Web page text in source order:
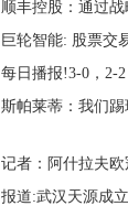
赛后1句话让人破
顺丰控股：通过
耕下沉市场，不断
巨轮智能: 股票交
每日播报!3-0，2-
胜河南，积分榜更
斯帕莱蒂：我们
记者：阿什拉夫
轻伤-当前焦点
报道:武汉天源成